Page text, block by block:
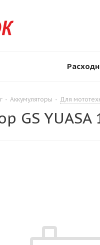
- Аккумуляторы - Для
GS